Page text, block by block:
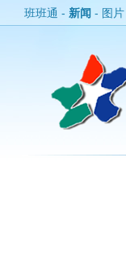
班班通 - 新闻 - 图片